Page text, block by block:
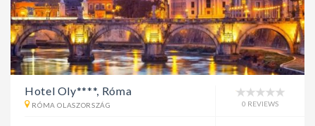
Hotel Oly****, Róma
RÓMA OLASZORSZÁG 0 REVIEWS